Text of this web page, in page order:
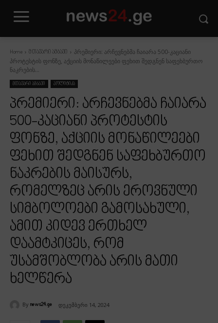
Home მთავარი ამბავი
პრემიერი: არჩევნებმა ჩაიარა 500-კაციანი
პროტესტის ფონზე, აქციის მონაწილეები ფეხით შედგნენ საფეხბურთო
ნაკრების...
მთავარი ამბავი პოლიტიკა
პრემიერი: არჩევნებმა ჩაიარა
500-კაციანი პროტესტის
ფონზე, აქციის მონაწილეები
ფეხით შედგნენ საფეხბურთო
ნაკრების მაისურს,
რომელზეც არის ეროვნული
სიმბოლოები გამოსახული,
ამით კიდევ ერთხელ
დაამტკიცეს, რომ
უსამშობლობა არის მათი
ხელწერა
By news24.ge დეკემბერი 14, 2024